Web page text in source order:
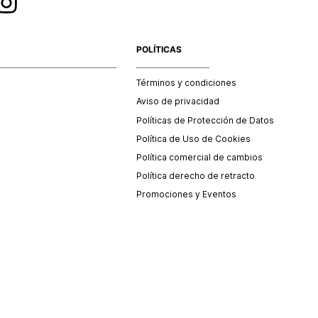
en tu cintura. Nuestros
jeans bota campana para
que te hace lucir proporcionada y sofisticada.
POLÍTICAS
Términos y condiciones
Aviso de privacidad
Políticas de Protección de Datos
Política de Uso de Cookies
Política comercial de cambios
Política derecho de retracto
Promociones y Eventos